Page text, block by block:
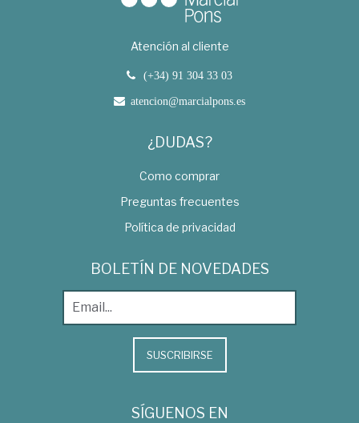
Atención al cliente
(+34) 91 304 33 03
atencion@marcialpons.es
¿DUDAS?
Como comprar
Preguntas frecuentes
Política de privacidad
BOLETÍN DE NOVEDADES
SUSCRIBIRSE
SÍGUENOS EN